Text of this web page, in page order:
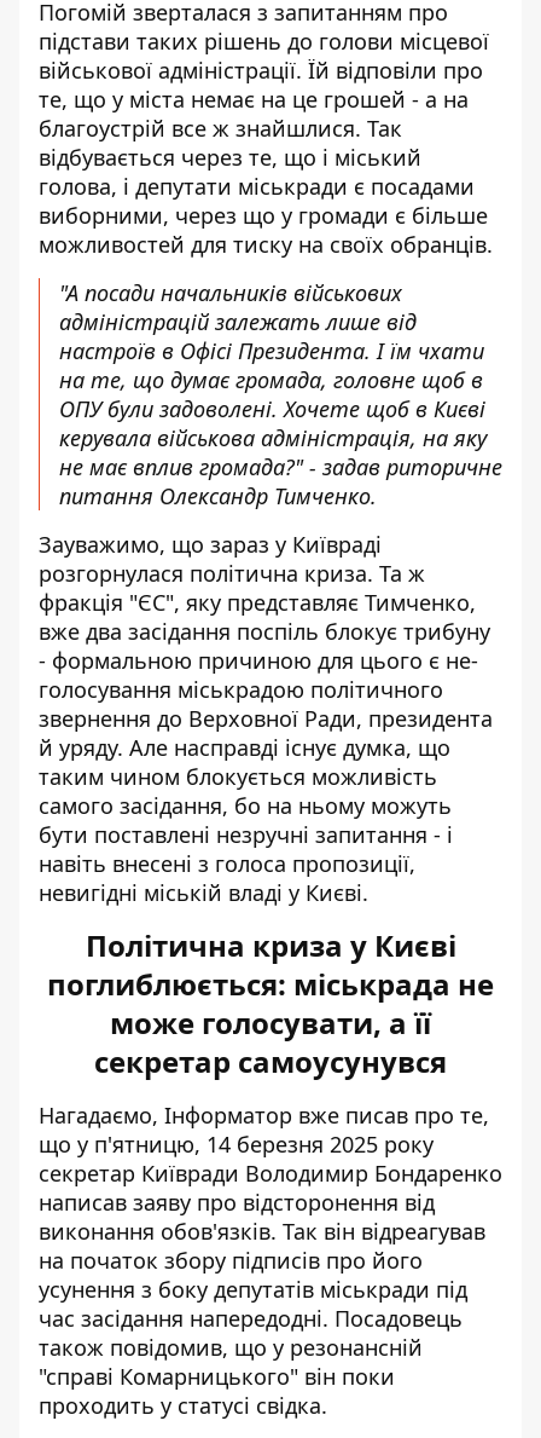
Погомій зверталася з запитанням про
підстави таких рішень до голови місцевої
військової адміністрації. Їй відповіли про
те, що у міста немає на це грошей - а на
благоустрій все ж знайшлися. Так
відбувається через те, що і міський
голова, і депутати міськради є посадами
виборними, через що у громади є більше
можливостей для тиску на своїх обранців.
"А посади начальників військових
адміністрацій залежать лише від
настроїв в Офісі Президента. І їм чхати
на те, що думає громада, головне щоб в
ОПУ були задоволені. Хочете щоб в Києві
керувала військова адміністрація, на яку
не має вплив громада?" - задав риторичне
питання Олександр Тимченко.
Зауважимо, що зараз у Київраді
розгорнулася політична криза. Та ж
фракція "ЄС", яку представляє Тимченко,
вже два засідання поспіль блокує трибуну
- формальною причиною для цього є не-
голосування міськрадою політичного
звернення до Верховної Ради, президента
й уряду. Але насправді існує думка, що
таким чином блокується можливість
самого засідання, бо на ньому можуть
бути поставлені незручні запитання - і
навіть внесені з голоса пропозиції,
невигідні міській владі у Києві.
Політична криза у Києві
поглиблюється: міськрада не
може голосувати, а її
секретар самоусунувся
Нагадаємо, Інформатор вже писав про те,
що у п'ятницю, 14 березня 2025 року
секретар Київради Володимир Бондаренко
написав заяву про відсторонення від
виконання обов'язків. Так він відреагував
на початок збору підписів про його
усунення з боку депутатів міськради під
час засідання напередодні. Посадовець
також повідомив, що у резонансній
"справі Комарницького" він поки
проходить у статусі свідка.